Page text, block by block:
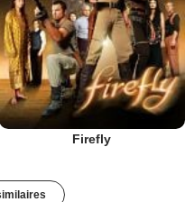
Firefly